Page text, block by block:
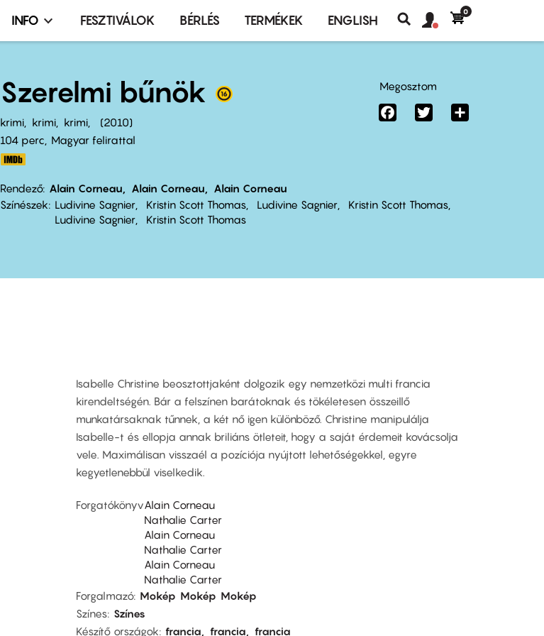
Infó,
terembérlés
menü
INFO FESZTIVÁLOK BÉRLÉS TERMÉKEK ENGLISH
Keresés
fiók
Felhasználói
0
Szerelmi bűnök
krimi krimi krimi
2010
104 perc,
Magyar felirattal
Rendező Alain Corneau Alain Corneau
Alain Corneau
Színészek
Ludivine Sagnier Kristin Scott Thomas Ludivine Sagnier
Kristin Scott Thomas
Ludivine Sagnier
Kristin Scott Thomas
Megosztom
FacebookTwitter
Isabelle Christine beosztottjaként dolgozik egy nemzetközi multi francia
kirendeltségén. Bár a felszínen barátoknak és tökéletesen összeillő
munkatársaknak tűnnek, a két nő igen különböző. Christine manipulálja
Isabelle-t és ellopja annak briliáns ötleteit, hogy a saját érdemeit kovácsolja
vele. Maximálisan visszaél a pozíciója nyújtott lehetőségekkel, egyre
kegyetlenebbül viselkedik.
ForgatókönyvAlain Corneau
Nathalie Carter
Alain Corneau
Nathalie Carter
Alain Corneau
Nathalie Carter
Forgalmazó Mokép Mokép Mokép
Színes Színes
Készítő országok francia francia
francia